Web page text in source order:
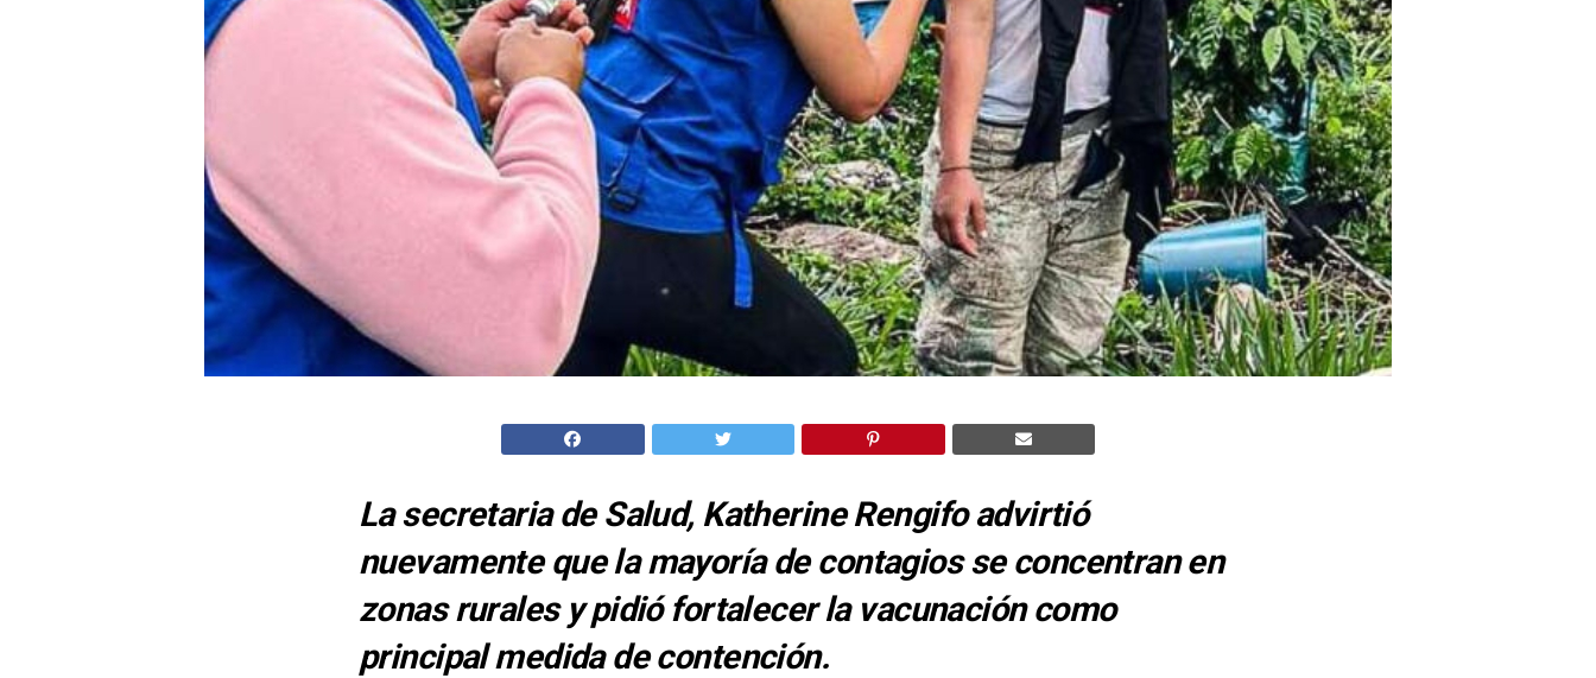
La secretaria de Salud, Katherine Rengifo advirtió
nuevamente que la mayoría de contagios se concentran en
zonas rurales y pidió fortalecer la vacunación como
principal medida de contención.